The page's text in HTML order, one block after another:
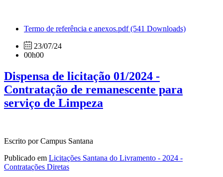
Termo de referência e anexos.pdf(541 Downloads)
23/07/24
00h00
Dispensa de licitação 01/2024 -
Contratação de remanescente para
serviço de Limpeza
Escrito por Campus Santana
Publicado em Licitações Santana do Livramento - 2024 -
Contratações Diretas